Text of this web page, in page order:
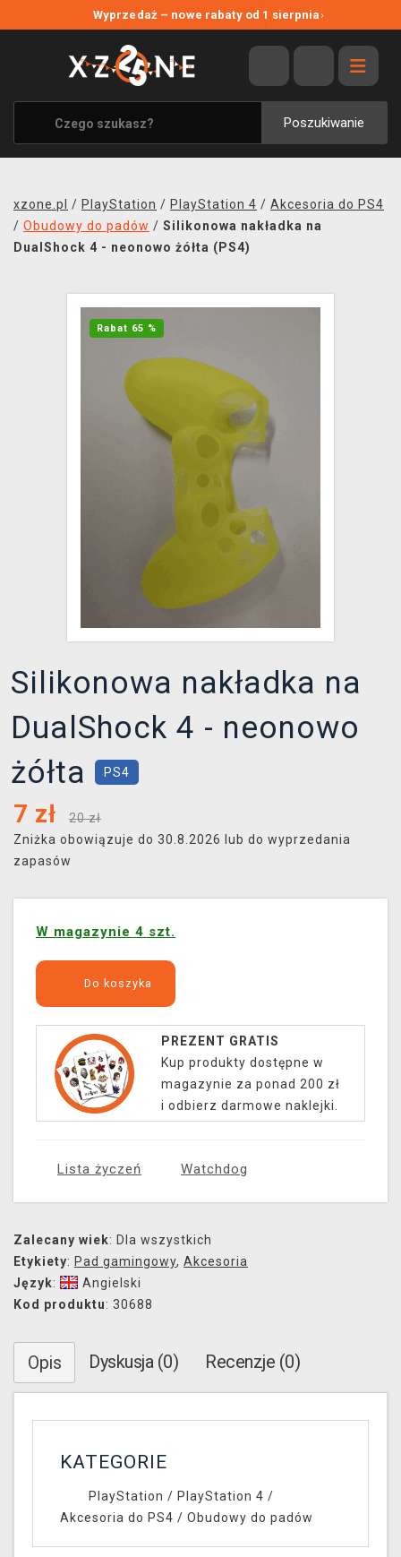
Wyprzedaż – nowe rabaty od 1 sierpnia›
Poszukiwanie
WYPRZEDAŻ
WSZYSTKIE MARKI
XZONE ORIGINALS
UBRANIA I AKCESORIA
SOUNDTRACKI
xzone.pl / PlayStation / PlayStation 4 / Akcesoria do PS4
/ Obudowy do padów / Silikonowa nakładka na
DualShock 4 - neonowo żółta (PS4)
Rabat 65 %
Silikonowa nakładka na
DualShock 4 - neonowo
żółta
PS4
7 zł
20 zł
Zniżka obowiązuje do 30.8.2026 lub do wyprzedania
zapasów
W magazynie 4 szt.
Do koszyka
PREZENT GRATIS
Kup produkty dostępne w
magazynie za ponad 200 zł
i odbierz darmowe naklejki.
Lista życzeń Watchdog
Zalecany wiek: Dla wszystkich
Etykiety: Pad gamingowy, Akcesoria
Język:
Angielski
Kod produktu: 30688
Opis Dyskusja (0) Recenzje (0)
KATEGORIE
PlayStation / PlayStation 4 /
Akcesoria do PS4 / Obudowy do padów